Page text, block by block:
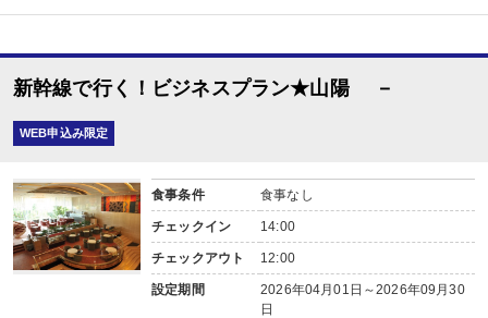
新幹線で行く！ビジネスプラン★山陽 －
WEB申込み限定
食事条件 食事なし
チェックイン 14:00
チェックアウト 12:00
設定期間
2026年04月01日～2026年09月30
日